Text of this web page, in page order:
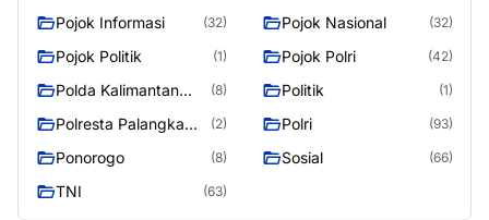
Pojok Informasi (32) Pojok Nasional (32)
Pojok Politik (1) Pojok Polri (42)
Polda Kalimantan
(8) Politik (1)
Polresta Palangka
(2) Polri (93)
Ponorogo (8) Sosial (66)
TNI (63)